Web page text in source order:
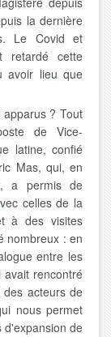
la dernière
Le Covid et
retardé cette
avoir lieu que
? Tout
de Vice-
latine, confié
Mas, qui, en
a permis de
celles de la
à des visites
nombreux : en
entre les
rencontré
acteurs de
nous permet
d'expansion de